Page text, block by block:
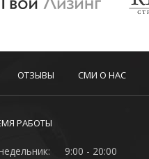
ОТЗЫВЫ СМИ О НАС
РАБОТЫ
9:00 - 20:00